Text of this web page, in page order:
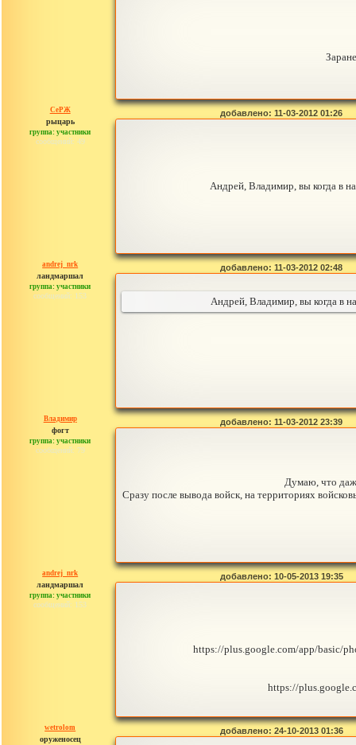
СеРЖ
рыцарь
группа: участники
сообщений: 49
добавлено: 11-03-2012 01:26
Андрей, Владимир, вы когда в
andrej_nrk
ландмаршал
группа: участники
сообщений: 153
добавлено: 11-03-2012 02:48
Андрей, Владимир, вы когда в
Владимир
фогт
группа: участники
сообщений: 79
добавлено: 11-03-2012 23:39
Думаю, что
Сразу после вывода войск, на территориях
andrej_nrk
ландмаршал
группа: участники
сообщений: 153
добавлено: 10-05-2013 19:35
https://plus.google.com/app/basic/
https://
wetrolom
оруженосец
добавлено: 24-10-2013 01:36